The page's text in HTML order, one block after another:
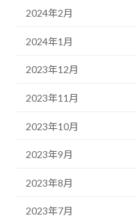
2024年2月
2024年1月
2023年12月
2023年11月
2023年10月
2023年9月
2023年8月
2023年7月